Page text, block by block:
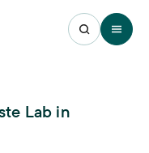
Open
Lab in